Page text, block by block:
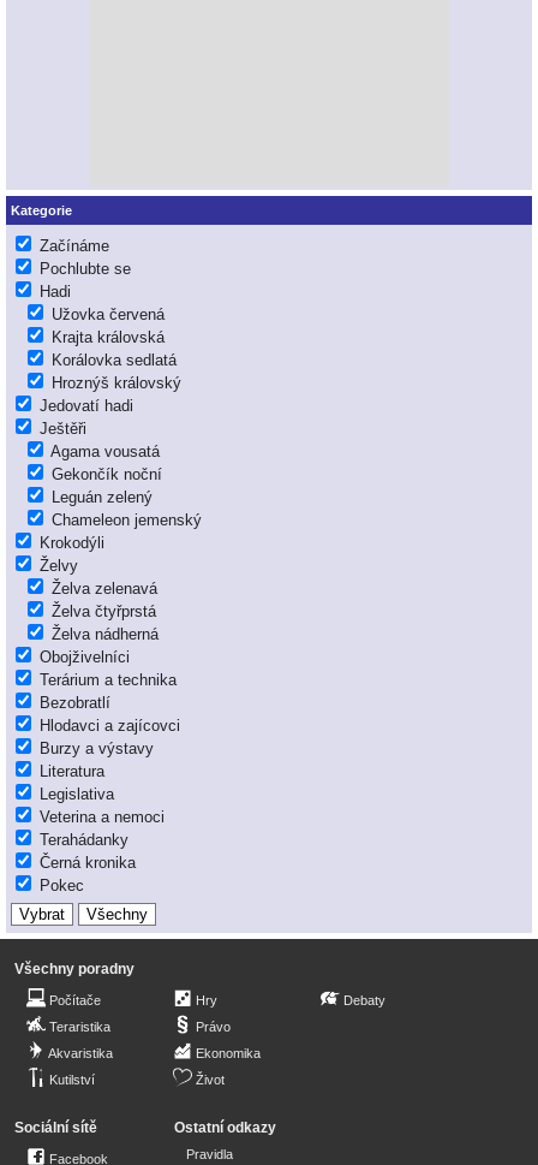
Kategorie
Začínáme
Pochlubte se
Hadi
Užovka červená
Krajta královská
Korálovka sedlatá
Hroznýš královský
Jedovatí hadi
Ještěři
Agama vousatá
Gekončík noční
Leguán zelený
Chameleon jemenský
Krokodýli
Želvy
Želva zelenavá
Želva čtyřprstá
Želva nádherná
Obojživelníci
Terárium a technika
Bezobratlí
Hlodavci a zajícovci
Burzy a výstavy
Literatura
Legislativa
Veterina a nemoci
Terahádanky
Černá kronika
Pokec
Všechny poradny
Počítače
Teraristika
Akvaristika
Kutilství
Hry
Právo
Ekonomika
Život
Debaty
Sociální sítě
Facebook
Ostatní odkazy
Pravidla